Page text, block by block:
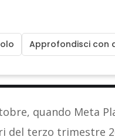
Approfondisci con
quando Meta
del terzo trimestre